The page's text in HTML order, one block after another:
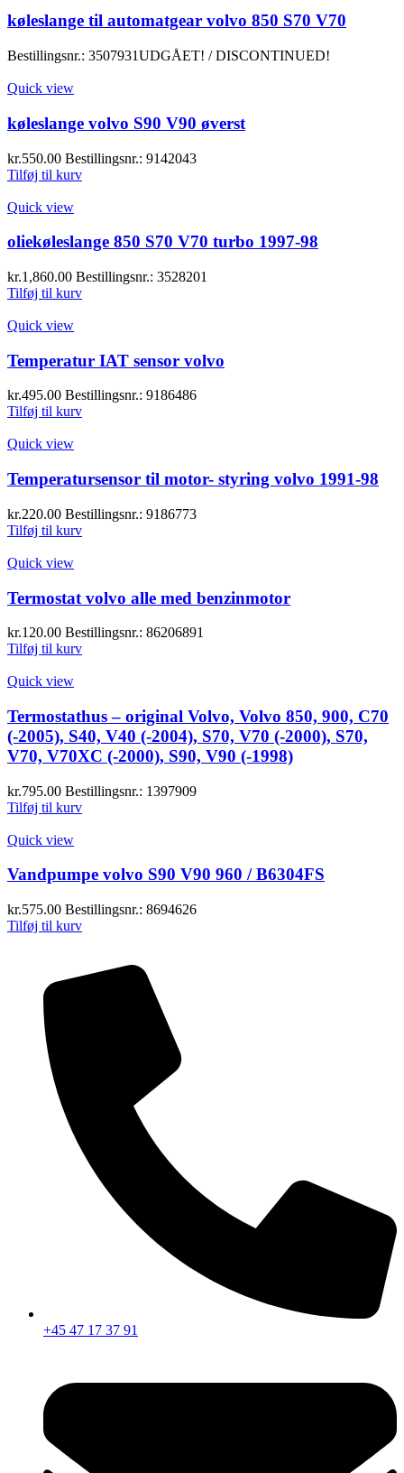
køleslange til automatgear volvo 850 S70 V70
Bestillingsnr.: 3507931UDGÅET! / DISCONTINUED!
Quick view
køleslange volvo S90 V90 øverst
kr.550.00 Bestillingsnr.: 9142043
Tilføj til kurv
Quick view
oliekøleslange 850 S70 V70 turbo 1997-98
kr.1,860.00 Bestillingsnr.: 3528201
Tilføj til kurv
Quick view
Temperatur IAT sensor volvo
kr.495.00 Bestillingsnr.: 9186486
Tilføj til kurv
Quick view
Temperatursensor til motor- styring volvo 1991-98
kr.220.00 Bestillingsnr.: 9186773
Tilføj til kurv
Quick view
Termostat volvo alle med benzinmotor
kr.120.00 Bestillingsnr.: 86206891
Tilføj til kurv
Quick view
Termostathus – original Volvo, Volvo 850, 900, C70
(-2005), S40, V40 (-2004), S70, V70 (-2000), S70,
V70, V70XC (-2000), S90, V90 (-1998)
kr.795.00 Bestillingsnr.: 1397909
Tilføj til kurv
Quick view
Vandpumpe volvo S90 V90 960 / B6304FS
kr.575.00 Bestillingsnr.: 8694626
Tilføj til kurv
+45 47 17 37 91